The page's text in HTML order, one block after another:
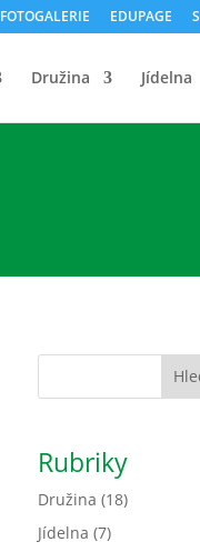
FOTOGALERIE EDUPAGE
Družina Jídelna
Rubriky
Družina (18)
Jídelna (7)